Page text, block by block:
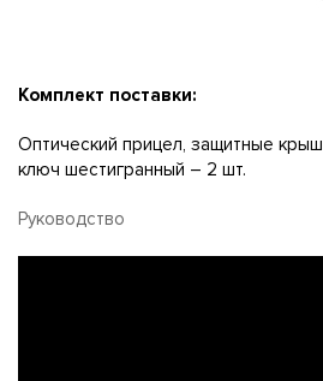
Комплект поставки:
Оптический прицел, защитные
ключ шестигранный – 2 шт.
Руководство